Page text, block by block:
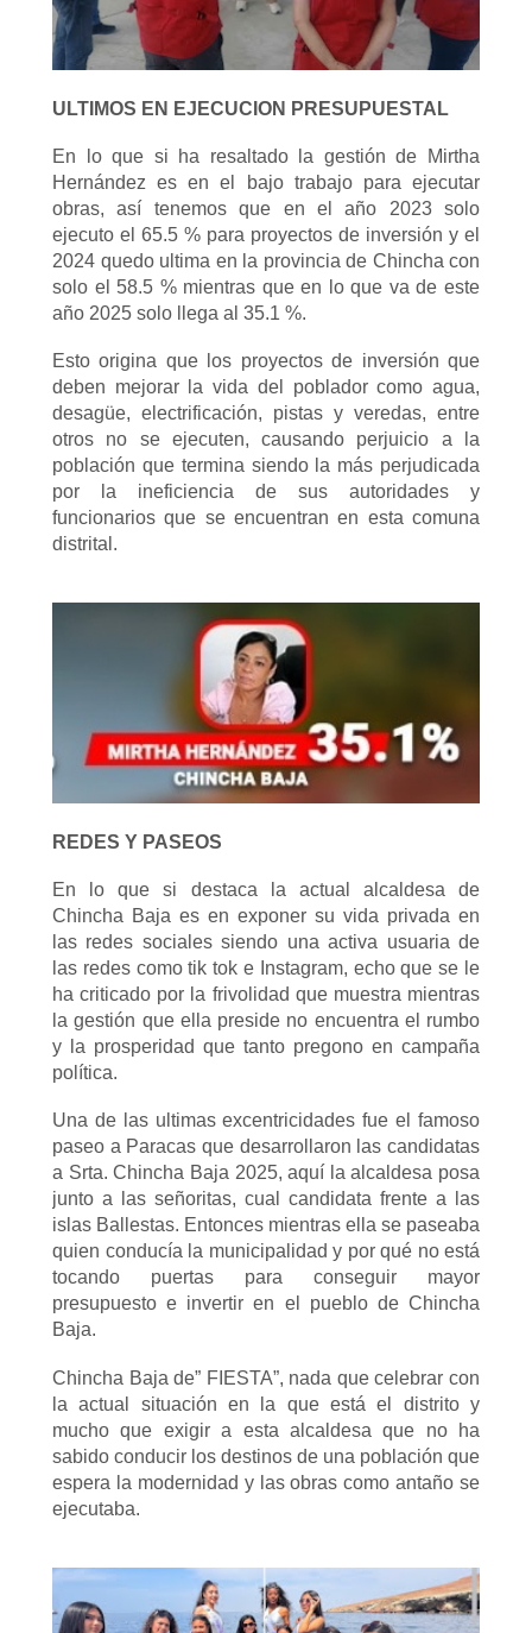
ULTIMOS EN EJECUCION PRESUPUESTAL
En lo que si ha resaltado la gestión de Mirtha
Hernández es en el bajo trabajo para ejecutar
obras, así tenemos que en el año 2023 solo
ejecuto el 65.5 % para proyectos de inversión y el
2024 quedo ultima en la provincia de Chincha con
solo el 58.5 % mientras que en lo que va de este
año 2025 solo llega al 35.1 %.
Esto origina que los proyectos de inversión que
deben mejorar la vida del poblador como agua,
desagüe, electrificación, pistas y veredas, entre
otros no se ejecuten, causando perjuicio a la
población que termina siendo la más perjudicada
por la ineficiencia de sus autoridades y
funcionarios que se encuentran en esta comuna
distrital.
REDES Y PASEOS
En lo que si destaca la actual alcaldesa de
Chincha Baja es en exponer su vida privada en
las redes sociales siendo una activa usuaria de
las redes como tik tok e Instagram, echo que se le
ha criticado por la frivolidad que muestra mientras
la gestión que ella preside no encuentra el rumbo
y la prosperidad que tanto pregono en campaña
política.
Una de las ultimas excentricidades fue el famoso
paseo a Paracas que desarrollaron las candidatas
a Srta. Chincha Baja 2025, aquí la alcaldesa posa
junto a las señoritas, cual candidata frente a las
islas Ballestas. Entonces mientras ella se paseaba
quien conducía la municipalidad y por qué no está
tocando puertas para conseguir mayor
presupuesto e invertir en el pueblo de Chincha
Baja.
Chincha Baja de” FIESTA”, nada que celebrar con
la actual situación en la que está el distrito y
mucho que exigir a esta alcaldesa que no ha
sabido conducir los destinos de una población que
espera la modernidad y las obras como antaño se
ejecutaba.